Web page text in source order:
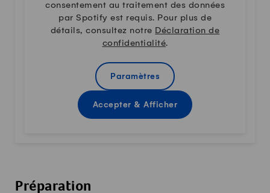
consentement au traitement des données
par Spotify est requis. Pour plus de
détails, consultez notre Déclaration de
confidentialité.
Paramètres
Accepter & Afficher
Préparation